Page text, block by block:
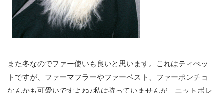
また冬なのでファー使いも良いと思います。これはティぺッ
トですが、ファーマフラーやファーベスト、ファーポンチョ
なんかも可愛いですよね♪私は持っていませんが、ニットボレ